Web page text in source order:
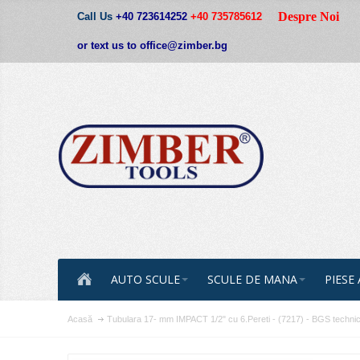
Call Us +40 723614252 +40 735785612
or text us to office@zimber.bg
Despre Noi
AUTO SCULE SCULE DE MANA
Acasă Tubulara 17- mm IMPACT 1/2" cu 6.Pereti - (7217) - BGS technic